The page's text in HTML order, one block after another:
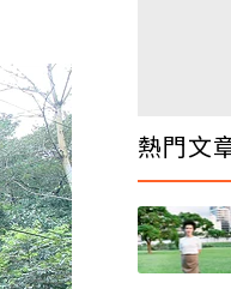
熱門文